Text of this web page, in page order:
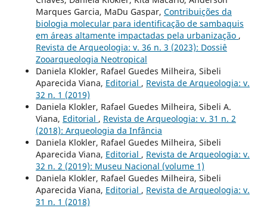
Marques Garcia, MaDu Gaspar, Contribuições da
biologia molecular para identificação de sambaquis
em áreas altamente impactadas pela urbanização ,
Revista de Arqueologia: v. 36 n. 3 (2023): Dossiê
Zooarqueologia Neotropical
Daniela Klokler, Rafael Guedes Milheira, Sibeli
Aparecida Viana, Editorial , Revista de Arqueologia: v.
32 n. 1 (2019)
Daniela Klokler, Rafael Guedes Milheira, Sibeli A.
Viana, Editorial , Revista de Arqueologia: v. 31 n. 2
(2018): Arqueologia da Infância
Daniela Klokler, Rafael Guedes Milheira, Sibeli
Aparecida Viana, Editorial , Revista de Arqueologia: v.
32 n. 2 (2019): Museu Nacional (volume 1)
Daniela Klokler, Rafael Guedes Milheira, Sibeli
Aparecida Viana, Editorial , Revista de Arqueologia: v.
31 n. 1 (2018)